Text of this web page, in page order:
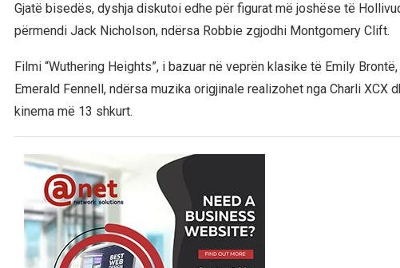
Gjatë bisedës, dyshja diskutoi edhe për figurat më joshëse të
përmendi Jack Nicholson, ndërsa Robbie zgjodhi Montgomery Clift.
Filmi “Wuthering Heights”, i bazuar në veprën klasike të Emily
Emerald Fennell, ndërsa muzika origjinale realizohet nga Charli XCX
kinema më 13 shkurt.